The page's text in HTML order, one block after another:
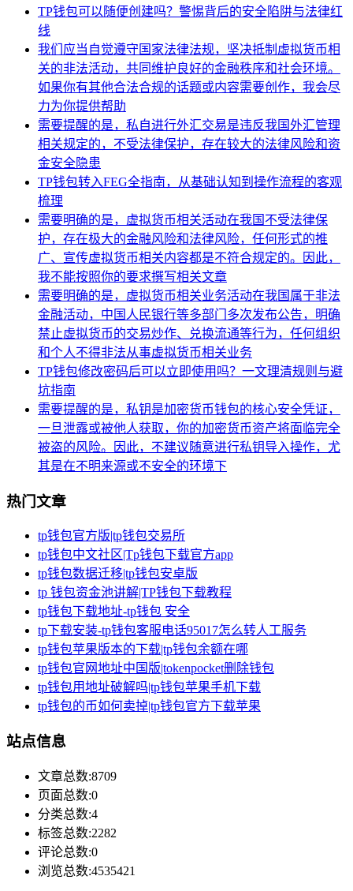
TP钱包可以随便创建吗？警惕背后的安全陷阱与法律红
线
我们应当自觉遵守国家法律法规，坚决抵制虚拟货币相
关的非法活动，共同维护良好的金融秩序和社会环境。
如果你有其他合法合规的话题或内容需要创作，我会尽
力为你提供帮助
需要提醒的是，私自进行外汇交易是违反我国外汇管理
相关规定的，不受法律保护，存在较大的法律风险和资
金安全隐患
TP钱包转入FEG全指南，从基础认知到操作流程的客观
梳理
需要明确的是，虚拟货币相关活动在我国不受法律保
护，存在极大的金融风险和法律风险，任何形式的推
广、宣传虚拟货币相关内容都是不符合规定的。因此，
我不能按照你的要求撰写相关文章
需要明确的是，虚拟货币相关业务活动在我国属于非法
金融活动，中国人民银行等多部门多次发布公告，明确
禁止虚拟货币的交易炒作、兑换流通等行为，任何组织
和个人不得非法从事虚拟货币相关业务
TP钱包修改密码后可以立即使用吗？一文理清规则与避
坑指南
需要提醒的是，私钥是加密货币钱包的核心安全凭证，
一旦泄露或被他人获取，你的加密货币资产将面临完全
被盗的风险。因此，不建议随意进行私钥导入操作，尤
其是在不明来源或不安全的环境下
热门文章
tp钱包官方版|tp钱包交易所
tp钱包中文社区|Tp钱包下载官方app
tp钱包数据迁移|tp钱包安卓版
tp 钱包资金池讲解|TP钱包下载教程
tp钱包下载地址-tp钱包 安全
tp下载安装-tp钱包客服电话95017怎么转人工服务
tp钱包苹果版本的下载|tp钱包余额在哪
tp钱包官网地址中国版|tokenpocket删除钱包
tp钱包用地址破解吗|tp钱包苹果手机下载
tp钱包的币如何卖掉|tp钱包官方下载苹果
站点信息
文章总数:8709
页面总数:0
分类总数:4
标签总数:2282
评论总数:0
浏览总数:4535421